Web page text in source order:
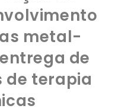
metal-
de
de terapia